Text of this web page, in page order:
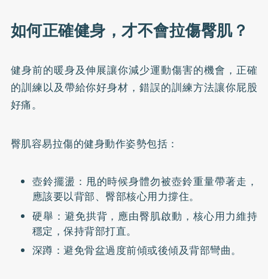
如何正確健身，才不會拉傷臀肌？
健身前的暖身及伸展讓你減少運動傷害的機會，正確
的訓練以及帶給你好身材，錯誤的訓練方法讓你屁股
好痛。
臀肌容易拉傷的健身動作姿勢包括：
壺鈴擺盪：甩的時候身體勿被壺鈴重量帶著走，
應該要以背部、臀部核心用力撐住。
硬舉：避免拱背，應由臀肌啟動，核心用力維持
穩定，保持背部打直。
深蹲：避免骨盆過度前傾或後傾及背部彎曲。